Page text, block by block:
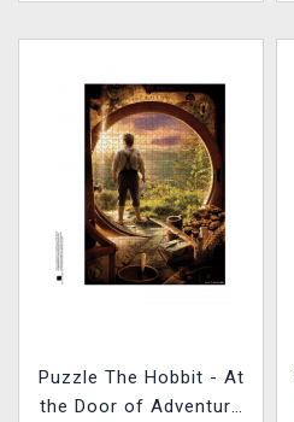
Puzzle The Hobbit - At
the Door of Adventure